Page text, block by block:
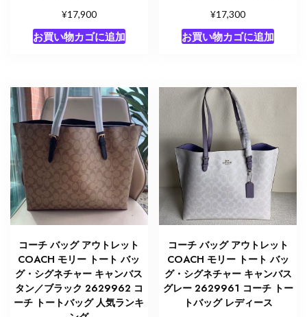
¥17,900
お買い物カゴに追加
¥17,300
お買い物カゴに追加
コーチ バッグ アウトレット
COACH モリー トート バッ
グ・シグネチャー キャンバス
タン／ブラック 2629962 コ
ーチ トートバッグ 人気ランキ
コーチ バッグ アウトレット
COACH モリー トート バッ
グ・シグネチャー キャンバス
グレー 2629961 コーチ トー
トバッグ レディース